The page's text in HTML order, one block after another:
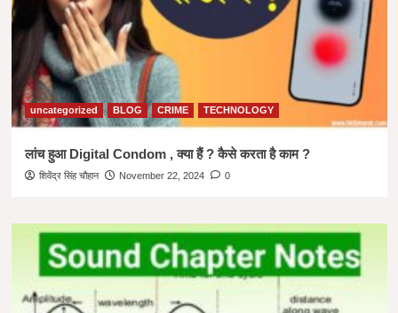
uncategorized BLOG CRIME TECHNOLOGY
लांच हुआ Digital Condom , क्या हैं ? कैसे करता है काम ?
शिवेंद्र सिंह चौहान November 22, 2024 0